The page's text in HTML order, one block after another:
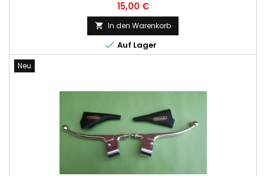
Preis
15,00 €
 In den Warenkorb
 Auf Lager
Neu